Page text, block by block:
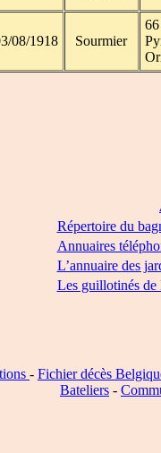
08/1918 Sourmier
Répertoire du
Annuaires
L’annuaire des
Les guillotinés de
- Fichier décès
Bateliers -